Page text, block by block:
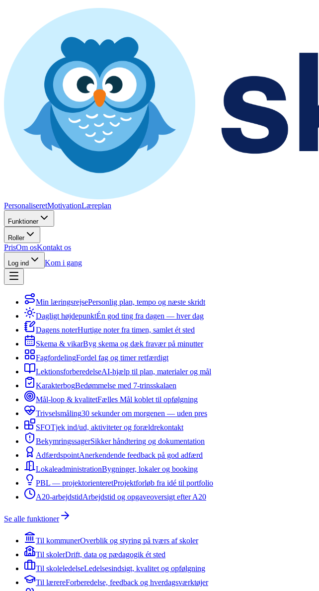
PersonaliseretMotivationLæreplan
Funktioner
Roller
PrisOm osKontakt os
Log ind Kom i gang
Min læringsrejsePersonlig plan, tempo og næste skridt
Dagligt højdepunktÉn god ting fra dagen — hver dag
Dagens noterHurtige noter fra timen, samlet ét sted
Skema & vikarByg skema og dæk fravær på minutter
FagfordelingFordel fag og timer retfærdigt
LektionsforberedelseAI-hjælp til plan, materialer og mål
KarakterbogBedømmelse med 7-trinsskalaen
Mål-loop & kvalitetFælles Mål koblet til opfølgning
Trivselsmåling30 sekunder om morgenen — uden pres
SFOTjek ind/ud, aktiviteter og forældrekontakt
BekymringssagerSikker håndtering og dokumentation
AdfærdspointAnerkendende feedback på god adfærd
LokaleadministrationBygninger, lokaler og booking
PBL — projektorienteretProjektforløb fra idé til portfolio
A20-arbejdstidArbejdstid og opgaveoversigt efter A20
Se alle funktioner
Til kommunerOverblik og styring på tværs af skoler
Til skolerDrift, data og pædagogik ét sted
Til skoleledelseLedelsesindsigt, kvalitet og opfølgning
Til lærereForberedelse, feedback og hverdagsværktøjer